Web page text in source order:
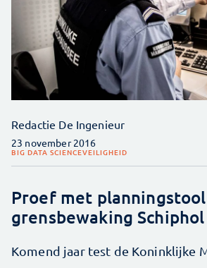
Redactie De Ingenieur
23 november 2016
BIG DATA SCIENCEVEILIGHEID
Proef met
grensbewaking Schiphol
Komend jaar test de Koninklijke